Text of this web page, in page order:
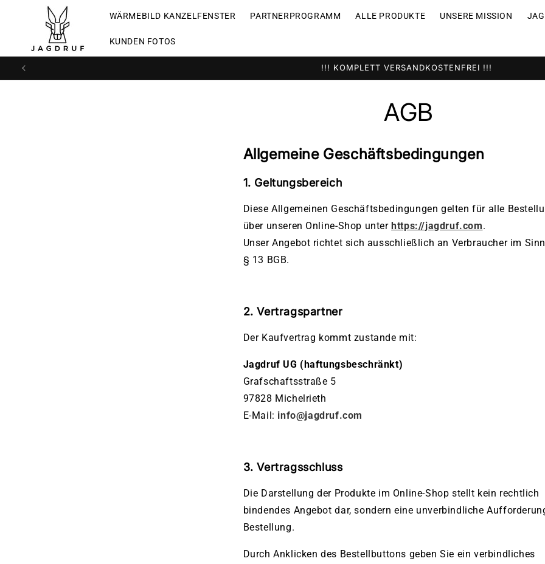
WÄRMEBILD KANZELFENSTER PARTNERPROGRAMM ALLE PRODUKTE UNSERE MISSION
KUNDEN FOTOS
JETZT WILDTIERE RETTEN
AGB
Allgemeine Geschäftsbedingungen
1. Geltungsbereich
Diese Allgemeinen Geschäftsbedingungen gelten für alle
über unseren Online-Shop unterhttps://jagdruf.com.
Unser Angebot richtet sich ausschließlich an Verbraucher im
§ 13 BGB.
2. Vertragspartner
Der Kaufvertrag kommt zustande mit:
Jagdruf UG (haftungsbeschränkt)
Grafschaftsstraße 5
97828 Michelrieth
E-Mail: info@jagdruf.com
3. Vertragsschluss
Die Darstellung der Produkte im Online-Shop stellt kein rechtlich
bindendes Angebot dar, sondern eine unverbindliche
Bestellung.
Durch Anklicken des Bestellbuttons geben Sie ein verbindliches